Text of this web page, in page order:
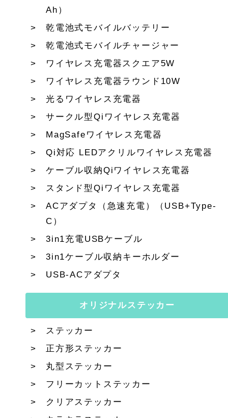
Ah）
乾電池式モバイルバッテリー
乾電池式モバイルチャージャー
ワイヤレス充電器スクエア5W
ワイヤレス充電器ラウンド10W
光るワイヤレス充電器
サークル型Qiワイヤレス充電器
MagSafeワイヤレス充電器
Qi対応 LEDアクリルワイヤレス充電器
ケーブル収納Qiワイヤレス充電器
スタンド型Qiワイヤレス充電器
ACアダプタ（急速充電）（USB+Type-
C）
3in1充電USBケーブル
3in1ケーブル収納キーホルダー
USB-ACアダプタ
オリジナルステッカー
ステッカー
正方形ステッカー
丸型ステッカー
フリーカットステッカー
クリアステッカー